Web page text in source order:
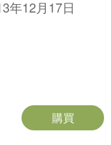
年12月17日
購買